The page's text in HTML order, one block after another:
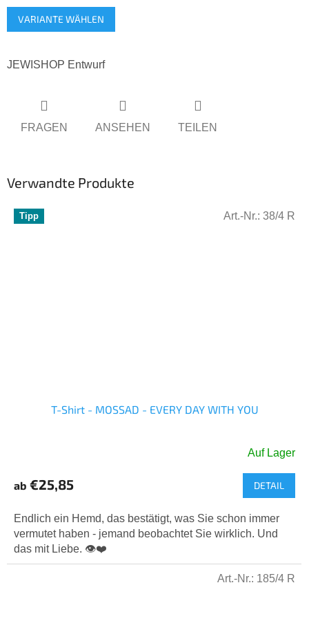
Verkaufspreis:
VARIANTE WÄHLEN
JEWISHOP Entwurf
FRAGEN ANSEHEN TEILEN
Verwandte Produkte
Tipp
T-Shirt - MOSSAD - EVERY DAY WITH YOU
Produktbewertung
5,0
von
5
Sternen.
Auf Lager
ab €25,85 DETAIL
Endlich ein Hemd, das bestätigt, was Sie schon immer
vermutet haben - jemand beobachtet Sie wirklich. Und
das mit Liebe. 👁️❤️
Art.-Nr.: 38/4 R
Art.-Nr.: 185/4 R